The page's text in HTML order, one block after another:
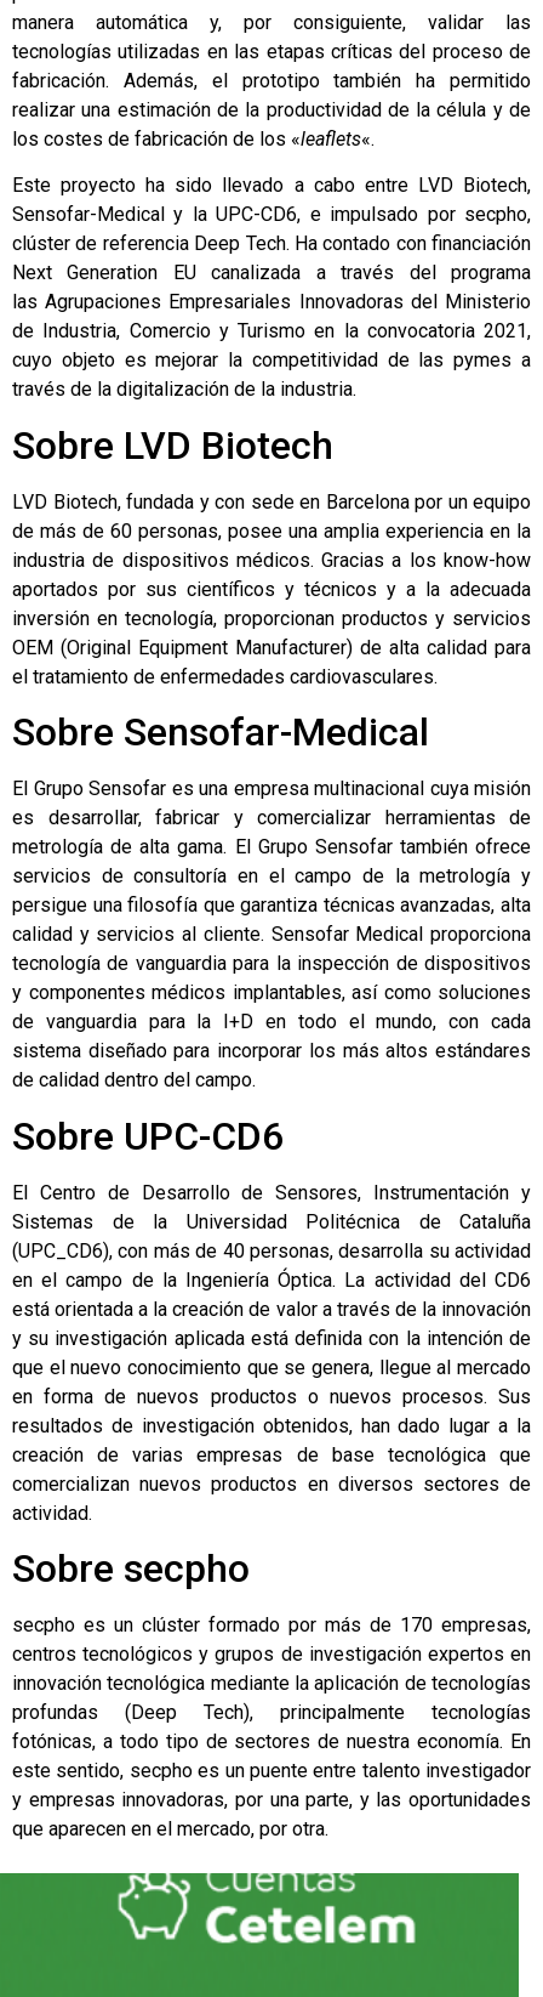
manera automática y, por consiguiente, validar las
tecnologías utilizadas en las etapas críticas del proceso de
fabricación. Además, el prototipo también ha permitido
realizar una estimación de la productividad de la célula y de
los costes de fabricación de los «leaflets«.
Este proyecto ha sido llevado a cabo entre LVD Biotech,
Sensofar-Medical
y la UPC-CD6, e impulsado por secpho,
clúster de referencia Deep Tech. Ha contado con financiación
Next Generation EU canalizada a través del programa
las Agrupaciones Empresariales Innovadoras del Ministerio
de Industria, Comercio y Turismo en la convocatoria 2021,
cuyo objeto es mejorar la competitividad de las pymes a
través de la digitalización de la industria.
Sobre LVD Biotech
LVD Biotech, fundada y con sede en Barcelona por un equipo
de más de 60 personas, posee una amplia experiencia en la
industria de dispositivos médicos. Gracias a los know-how
aportados por sus científicos y técnicos y a la adecuada
inversión en tecnología, proporcionan productos y servicios
OEM (Original Equipment Manufacturer) de alta calidad para
el tratamiento de enfermedades cardiovasculares.
Sobre Sensofar-Medical
El Grupo Sensofar es una empresa multinacional cuya misión
es desarrollar, fabricar y comercializar herramientas de
metrología de alta gama. El Grupo Sensofar también ofrece
servicios de consultoría en el campo de la metrología y
persigue una filosofía que garantiza técnicas avanzadas, alta
calidad y servicios al cliente. Sensofar Medical proporciona
tecnología de vanguardia para la inspección de dispositivos
y componentes médicos implantables, así como soluciones
de vanguardia para la I+D en todo el mundo, con cada
sistema diseñado para incorporar los más altos estándares
de calidad dentro del campo.
Sobre UPC-CD6
El Centro de Desarrollo de Sensores, Instrumentación y
Sistemas de la Universidad Politécnica de Cataluña
(UPC_CD6), con más de 40 personas, desarrolla su actividad
en el campo de la Ingeniería Óptica. La actividad del CD6
está orientada a la creación de valor a través de la innovación
y su investigación aplicada está definida con la intención de
que el nuevo conocimiento que se genera, llegue al mercado
en forma de nuevos productos o nuevos procesos. Sus
resultados de investigación obtenidos, han dado lugar a la
creación de varias empresas de base tecnológica que
comercializan nuevos productos en diversos sectores de
actividad.
Sobre secpho
secpho es un clúster formado por más de 170 empresas,
centros tecnológicos y grupos de investigación expertos en
innovación tecnológica mediante la aplicación de tecnologías
profundas (Deep Tech), principalmente tecnologías
fotónicas, a todo tipo de sectores de nuestra economía. En
este sentido, secpho es un puente entre talento investigador
y empresas innovadoras, por una parte, y las oportunidades
que aparecen en el mercado, por otra.